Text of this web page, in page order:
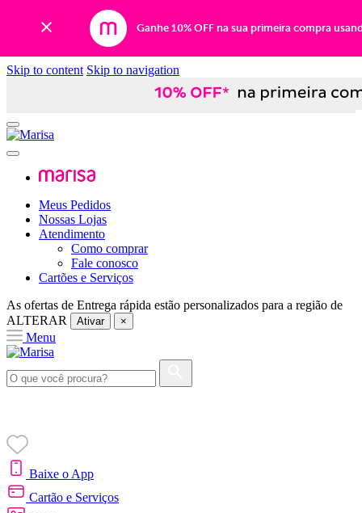
Ganhe 10% OFF na sua primeira compra
Skip to content Skip to navigation
Meus Pedidos
Nossas Lojas
Atendimento
Como comprar
Fale conosco
Cartões e Serviços
As ofertas de Entrega rápida estão personalizados para a região de
ALTERAR
Ativar ×
Menu
Baixe o App
Cartão e Serviços